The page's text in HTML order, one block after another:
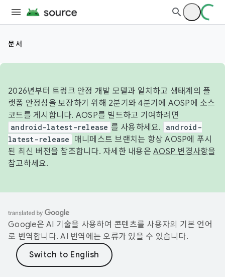
문서
2026년부터 트렁크 안정 개발 모델과 일치하고 생태계의 플
랫폼 안정성을 보장하기 위해 2분기와 4분기에 AOSP에 소스
코드를 게시합니다. AOSP를 빌드하고 기여하려면
android-latest-release 를 사용하세요.
android-
latest-release
매니페스트 브랜치는 항상 AOSP에 푸시
된 최신 버전을 참조합니다. 자세한 내용은 AOSP 변경사항을
참고하세요.
Google은 AI 기술을 사용하여 콘텐츠를 사용자의 기본 언어
로 번역합니다. AI 번역에는 오류가 있을 수 있습니다.